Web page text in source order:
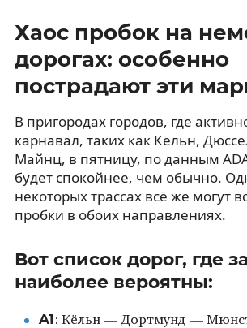
Хаос пробок на
дорогах: особенно
пострадают эти
В пригородах городов, где
карнавал, таких как Кёльн,
Майнц, в пятницу, по данным
будет спокойнее, чем обычно.
некоторых трассах всё же могут
пробки в обоих направлениях.
Вот список дорог, где
наиболее вероятны:
A1: Кёльн — Дортмунд —